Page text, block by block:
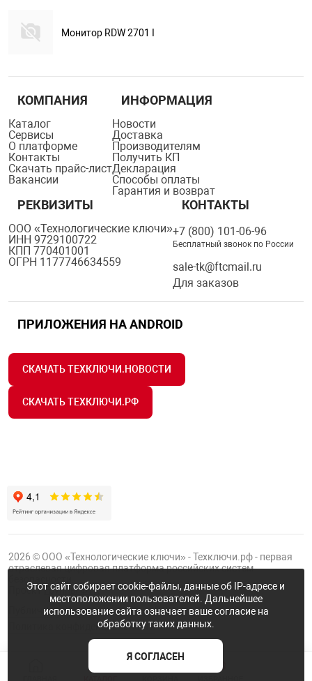
Монитор RDW 2701 I
КОМПАНИЯ
Каталог
Сервисы
О платформе
Контакты
Скачать прайс-лист
Вакансии
ИНФОРМАЦИЯ
Новости
Доставка
Производителям
Получить КП
Декларация
Способы оплаты
Гарантия и возврат
РЕКВИЗИТЫ
ООО «Технологические ключи»
ИНН 9729100722
КПП 770401001
ОГРН 1177746634559
КОНТАКТЫ
+7 (800) 101-06-96
Бесплатный звонок по России
sale-tk@ftcmail.ru
Для заказов
ПРИЛОЖЕНИЯ НА ANDROID
СКАЧАТЬ ТЕХКЛЮЧИ.НОВОСТИ
СКАЧАТЬ ТЕХКЛЮЧИ.РФ
2026 © ООО «Технологические ключи» - Техключи.рф - первая
отраслевая цифровая платформа российских систем
ПроектГруппы ФТК
Публичная оферта
Политика конфиденциальности
Этот сайт собирает cookie-файлы, данные об IP-адресе и
местоположении пользователей. Дальнейшее
использование сайта означает ваше согласие на
обработку таких данных.
Я СОГЛАСЕН